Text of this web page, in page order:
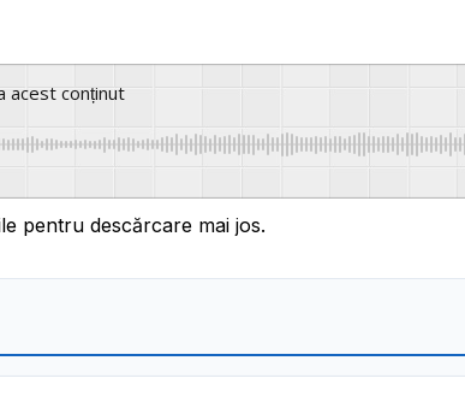
acest conținut
pentru descărcare mai jos.